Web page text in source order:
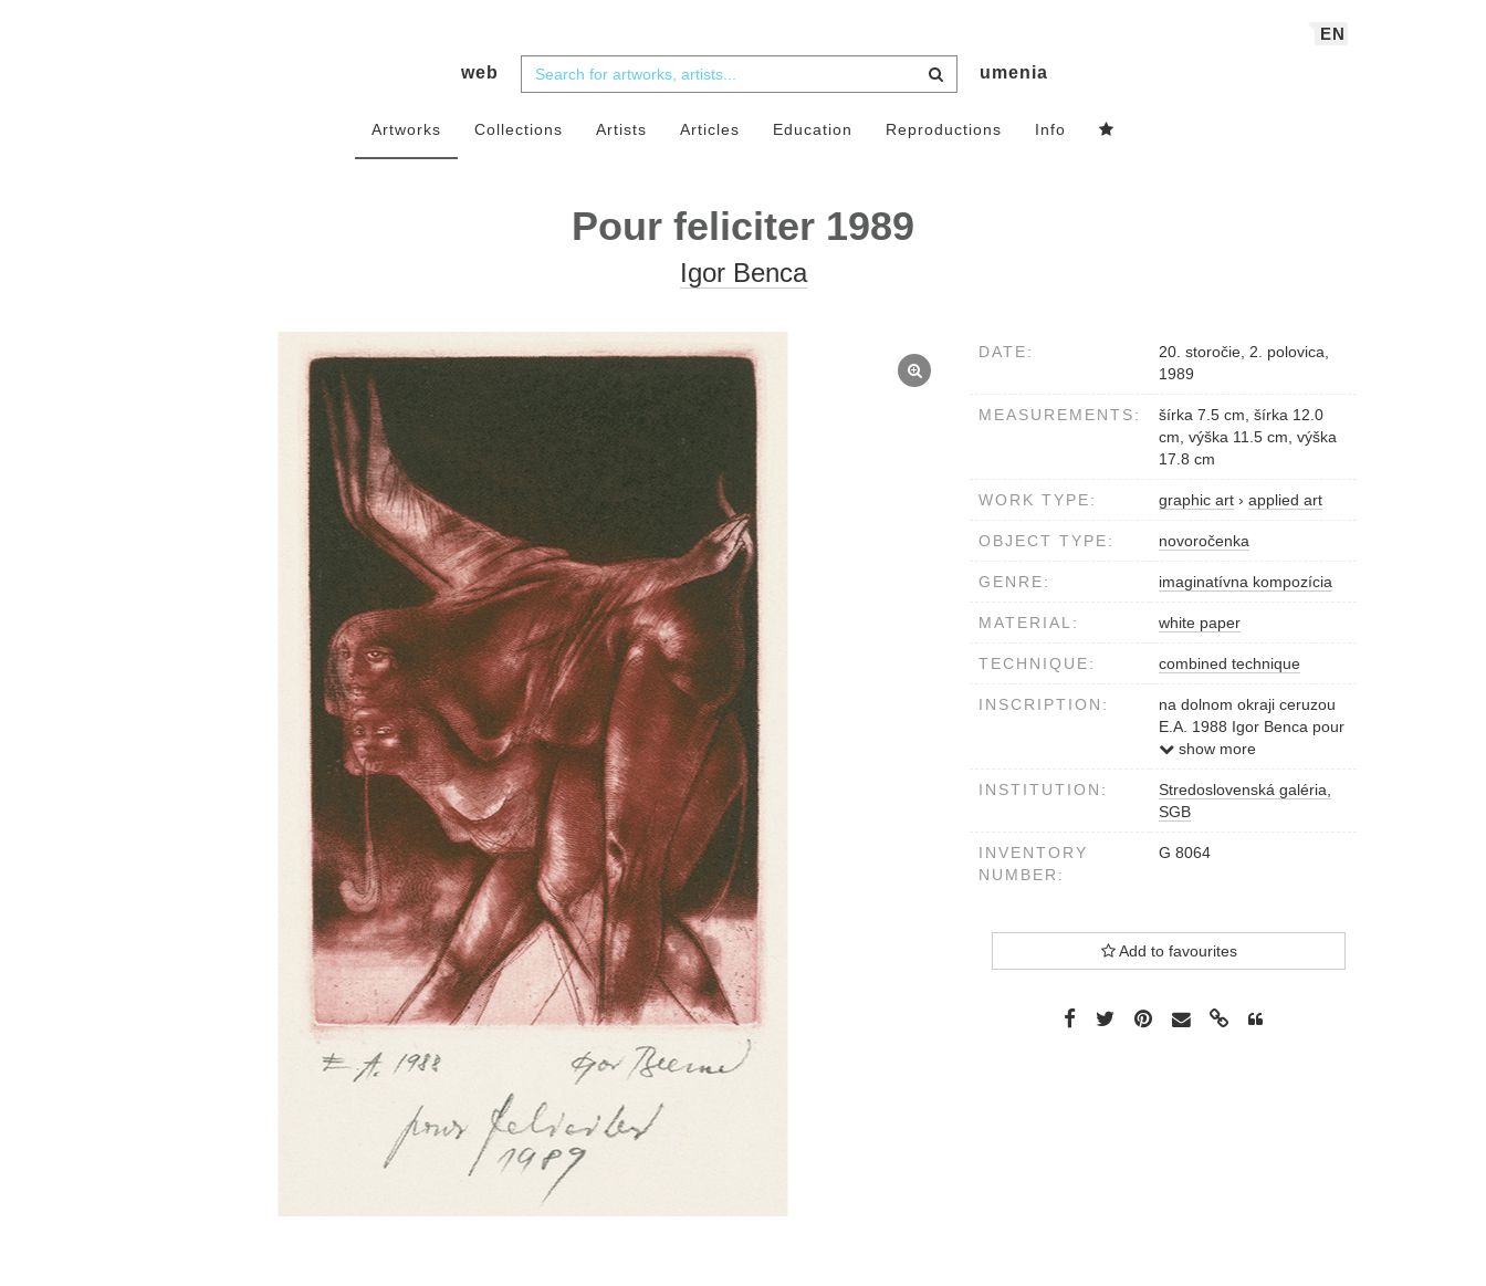
EN
web umenia
Artworks Collections Artists Articles Education Reproductions Info
Pour feliciter 1989
Igor Benca
DATE:
20. storočie, 2. polovica,
1989
MEASUREMENTS:
šírka 7.5 cm, šírka 12.0
cm, výška 11.5 cm, výška
17.8 cm
WORK TYPE: graphic art › applied art
OBJECT TYPE: novoročenka
GENRE: imaginatívna kompozícia
MATERIAL: white paper
TECHNIQUE: combined technique
INSCRIPTION:
na dolnom okraji ceruzou
E.A. 1988 Igor Benca pour
feliciter 1989
show more
INSTITUTION:
Stredoslovenská galéria,
SGB
INVENTORY
NUMBER:
G 8064
Add to favourites